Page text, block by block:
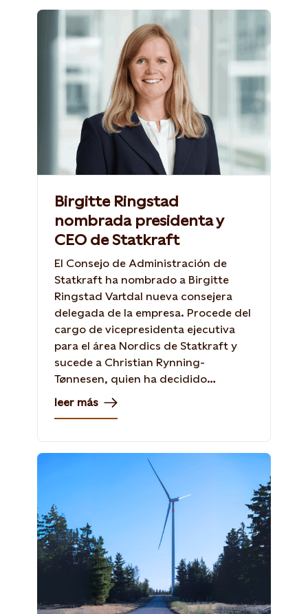
Birgitte Ringstad
nombrada presidenta y
CEO de Statkraft
El Consejo de Administración de
Statkraft ha nombrado a Birgitte
Ringstad Vartdal nueva consejera
delegada de la empresa. Procede del
cargo de vicepresidenta ejecutiva
para el área Nordics de Statkraft y
sucede a Christian Rynning-
Tønnesen, quien ha decidido
abandonar el cargo tras 14 años.
leer más